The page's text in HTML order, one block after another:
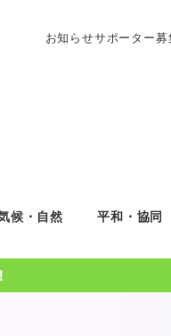
お知らせサポーター募
候・自然 平和・協同